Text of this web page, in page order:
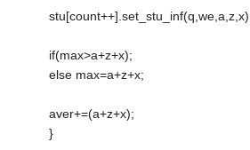
if(max>a+z+x);
else max=a+z+x;
aver+=(a+z+x);
}